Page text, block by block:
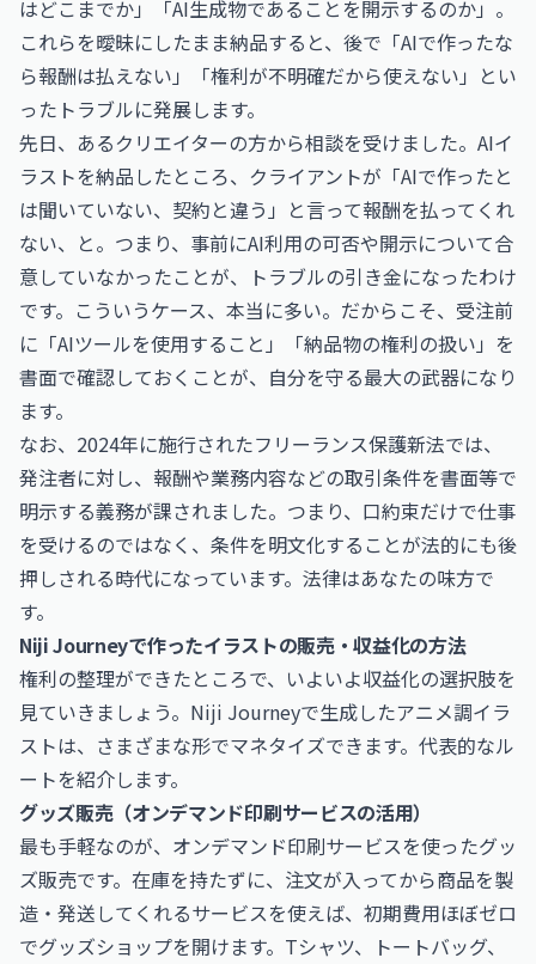
はどこまでか」「AI生成物であることを開示するのか」。
これらを曖昧にしたまま納品すると、後で「AIで作ったな
ら報酬は払えない」「権利が不明確だから使えない」とい
ったトラブルに発展します。
先日、あるクリエイターの方から相談を受けました。AIイ
ラストを納品したところ、クライアントが「AIで作ったと
は聞いていない、契約と違う」と言って報酬を払ってくれ
ない、と。つまり、事前にAI利用の可否や開示について合
意していなかったことが、トラブルの引き金になったわけ
です。こういうケース、本当に多い。だからこそ、受注前
に「AIツールを使用すること」「納品物の権利の扱い」を
書面で確認しておくことが、自分を守る最大の武器になり
ます。
なお、2024年に施行されたフリーランス保護新法では、
発注者に対し、報酬や業務内容などの取引条件を書面等で
明示する義務が課されました。つまり、口約束だけで仕事
を受けるのではなく、条件を明文化することが法的にも後
押しされる時代になっています。法律はあなたの味方で
す。
Niji Journeyで作ったイラストの販売・収益化の方法
権利の整理ができたところで、いよいよ収益化の選択肢を
見ていきましょう。Niji Journeyで生成したアニメ調イラ
ストは、さまざまな形でマネタイズできます。代表的なル
ートを紹介します。
グッズ販売（オンデマンド印刷サービスの活用）
最も手軽なのが、オンデマンド印刷サービスを使ったグッ
ズ販売です。在庫を持たずに、注文が入ってから商品を製
造・発送してくれるサービスを使えば、初期費用ほぼゼロ
でグッズショップを開けます。Tシャツ、トートバッグ、